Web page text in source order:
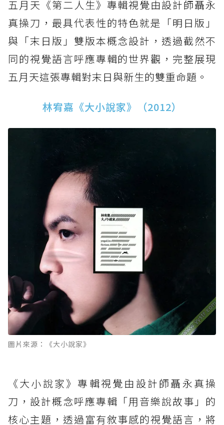
五月天《第二人生》專輯視覺由設計師聶永
真操刀，最具代表性的特色就是「明日版」
與「末日版」雙版本概念設計，透過截然不
同的視覺語言呼應專輯的世界觀，完整展現
五月天這張專輯對末日與新生的雙重命題。
林宥嘉《大小說家》（2012）
圖片來源：《大小說家》
《大小說家》專輯視覺由設計師聶永真操
刀，設計概念呼應專輯「用音樂說故事」的
核心主題，透過富有敘事感的視覺語言，將